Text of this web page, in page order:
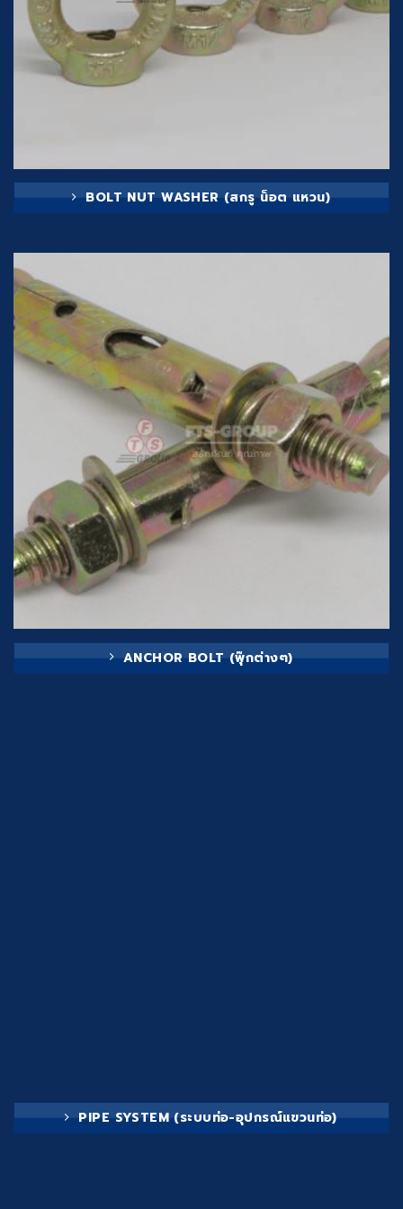
BOLT NUT WASHER (สกรู น็อต แหวน)
ANCHOR BOLT (พุ๊กต่างๆ)
PIPE SYSTEM (ระบบท่อ-อุปกรณ์แขวนท่อ)